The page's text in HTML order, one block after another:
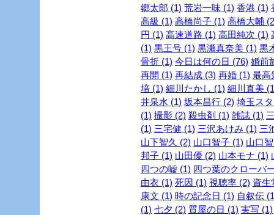
郷太郎 (1) 荒岩一味 (1) 香港 (1)
高級 (1) 高橋尚子 (1) 高橋大輔
円 (1) 高速道路 (1) 高田純次 (1)
(1) 黒王号 (1) 黒瀬真奈美 (1) 黒
骨折 (1) 今日は何の日 (76) 婚前
再開 (1) 再結成 (3) 再婚 (1) 最高
培 (1) 細川たかし (1) 細川直美
井泉水 (1) 坂本昌行 (2) 埼玉ス
(1) 撮影 (2) 殺虫剤 (1) 雑誌 (1)
(1) 三宅健 (1) 三沢あけみ (1) 三
山下智久 (2) 山口智子 (1) 山口
邦子 (1) 山田優 (2) 山本モナ (1)
四つの嘘 (1) 四つ葉のクローバ
由衣 (1) 死因 (1) 視聴率 (2) 資生
康文 (1) 時の記念日 (1) 自叙伝
(1) 七夕 (2) 質屋の日 (1) 実写 (1)